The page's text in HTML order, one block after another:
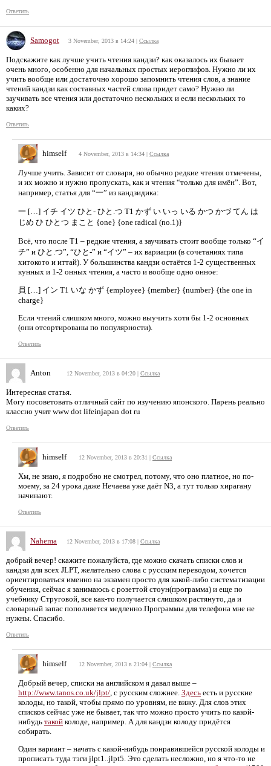
Ответить
Samogot 3 November, 2013 в 14:24 | Ссылка
Подскажите как лучше учить чтения кандзи? как оказалось их бывает
очень много, особенно для начальных простых иероглифов. Нужно ли их
учить вообще или достаточно хорошо запомнить чтения слов, а знание
чтений кандзи как составных частей слова придет само? Нужно ли
заучивать все чтения или достаточно нескольких и если нескольких то
каких?
Ответить
himself 4 November, 2013 в 14:34 | Ссылка
Лучше учить. Зависит от словаря, но обычно редкие чтения отмечены,
и их можно и нужно пропускать, как и чтения “только для имён”. Вот,
например, статья для “一” из кандзидика:
一 […] イチ イツ ひと- ひと.つ T1 かず い いっ いる かつ かづ てん は
じめ ひ ひとつ まこと {one} {one radical (no.1)}
Всё, что после Т1 – редкие чтения, а заучивать стоит вообще только “イ
チ” и ひと.つ”, “ひと-” и “イツ” – их вариации (в сочетаниях типа
хитокото и иттай). У большинства кандзи остаётся 1-2 существенных
кунных и 1-2 онных чтения, а часто и вообще одно онное:
員 […] イン T1 いな かず {employee} {member} {number} {the one in
charge}
Если чтений слишком много, можно выучить хотя бы 1-2 основных
(они отсортированы по популярности).
Ответить
Anton 12 November, 2013 в 04:20 | Ссылка
Интересная статья.
Могу посоветовать отличный сайт по изучению японского. Парень реально
классно учит www dot lifeinjapan dot ru
Ответить
himself 12 November, 2013 в 20:31 | Ссылка
Хм, не знаю, я подробно не смотрел, потому, что оно платное, но по-
моему, за 24 урока даже Нечаева уже даёт N3, а тут только хирагану
начинают.
Ответить
Nahema 12 November, 2013 в 17:08 | Ссылка
добрый вечер! скажите пожалуйста, где можно скачать списки слов и
кандзи для всех JLPT, желательно слова с русским переводом, хочется
ориентироваться именно на экзамен просто для какой-либо систематизации
обучения, сейчас я занимаюсь с розеттой стоун(программа) и еще по
учебнику Струговой, все как-то получается слишком растянуто, да и
словарный запас пополняется медленно.Программы для телефона мне не
нужны. Спасибо.
Ответить
himself 12 November, 2013 в 21:04 | Ссылка
Добрый вечер, списки на английском я давал выше –
http://www.tanos.co.uk/jlpt/ , с русским сложнее. Здесь есть и русские
колоды, но такой, чтобы прямо по уровням, не вижу. Для слов этих
списков сейчас уже не бывает, так что можно просто учить по какой-
нибудь такой колоде, например. А для кандзи колоду придётся
собирать.
Один вариант – начать с какой-нибудь понравившейся русской колоды и
прописать туда тэги jlpt1..jlpt5. Это сделать несложно, но я что-то не